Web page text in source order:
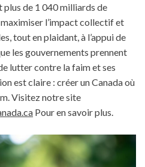
de 1 040 milliards de
l’impact collectif et
tout en plaidant, à l’appui de
les gouvernements prennent
lutter contre la faim et ses
est claire : créer un Canada où
Visitez notre site
Pour en savoir plus.